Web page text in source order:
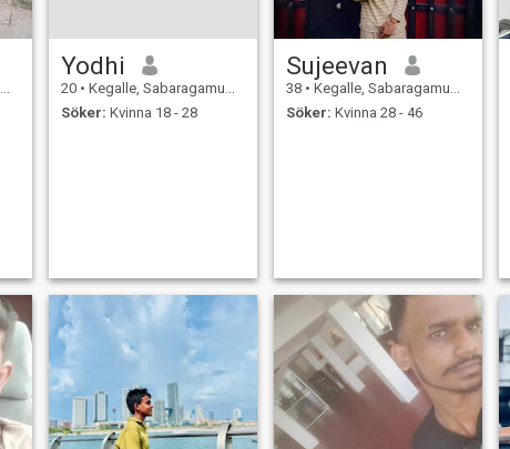
Yodhi
20 • Kegalle, Sabaragamuwa, Sri Lanka
Söker: Kvinna 18 - 28
Sujeevan
38 • Kegalle, Sabaragamuwa, Sri Lanka
Söker: Kvinna 28 - 46